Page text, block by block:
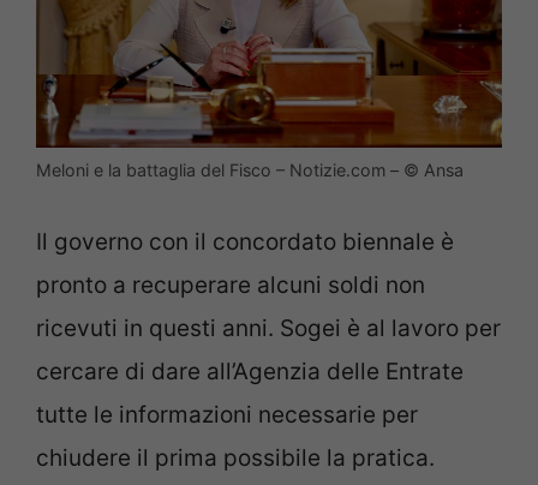
Meloni e la battaglia del Fisco – Notizie.com – © Ansa
Il governo con il concordato biennale è
pronto a recuperare alcuni soldi non
ricevuti in questi anni. Sogei è al lavoro per
cercare di dare all’Agenzia delle Entrate
tutte le informazioni necessarie per
chiudere il prima possibile la pratica.